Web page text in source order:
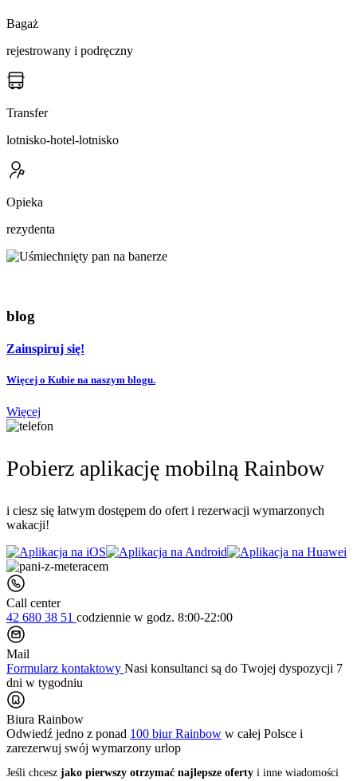
Bagaż
rejestrowany i podręczny
Transfer
lotnisko-hotel-lotnisko
Opieka
rezydenta
blog
Zainspiruj się!
Więcej o Kubie na naszym blogu.
Więcej
Pobierz aplikację mobilną Rainbow
i ciesz się łatwym dostępem do ofert i rezerwacji wymarzonych
wakacji!
Call center
42 680 38 51 codziennie w godz. 8:00-22:00
Mail
Formularz kontaktowy Nasi konsultanci są do Twojej dyspozycji 7
dni w tygodniu
Biura Rainbow
Odwiedź jedno z ponad 100 biur Rainbow w całej Polsce i
zarezerwuj swój wymarzony urlop
Jeśli chcesz jako pierwszy otrzymać najlepsze oferty i inne wiadomości